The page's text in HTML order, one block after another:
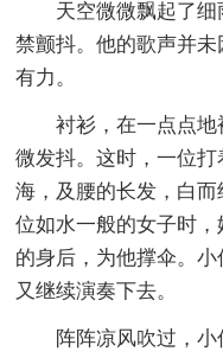
天空微微飘起了
禁颤抖。他的歌声并
有力。
衬衫，在一点点
微发抖。这时，一位
海，及腰的长发，白
位如水一般的女子时
的身后，为他撑伞。小
又继续演奏下去。
阵阵凉风吹过，